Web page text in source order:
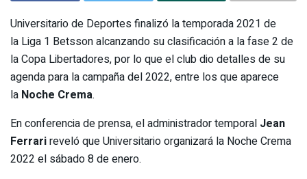
Universitario de Deportes finalizó la temporada 2021 de
la Liga 1 Betsson alcanzando su clasificación a la fase 2 de
la Copa Libertadores, por lo que el club dio detalles de su
agenda para la campaña del 2022, entre los que aparece
la Noche Crema.
En conferencia de prensa, el administrador temporal Jean
Ferrarireveló que Universitario organizará la Noche Crema
2022 el sábado 8 de enero.